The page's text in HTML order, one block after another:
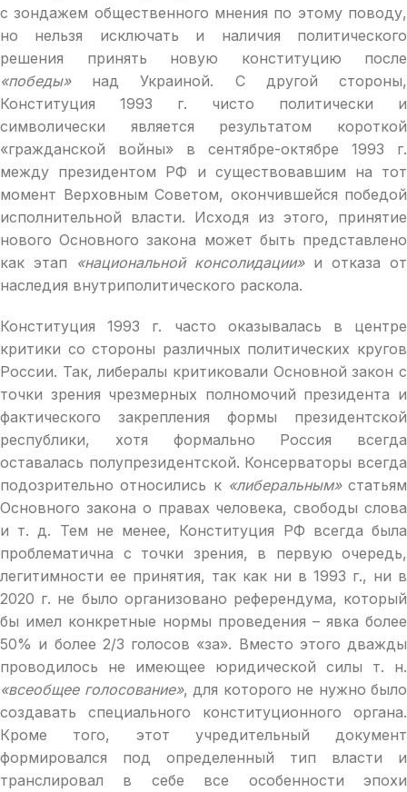
с зондажем общественного мнения по этому поводу,
но нельзя исключать и наличия политического
решения принять новую конституцию после
«победы»над Украиной. С другой стороны,
Конституция 1993 г. чисто политически и
символически является результатом короткой
«гражданской войны» в сентябре-октябре 1993 г.
между президентом РФ и существовавшим на тот
момент Верховным Советом, окончившейся победой
исполнительной власти. Исходя из этого, принятие
нового Основного закона может быть представлено
как этап «национальной консолидации»и отказа от
наследия внутриполитического раскола.
Конституция 1993 г. часто оказывалась в центре
критики со стороны различных политических кругов
России. Так, либералы критиковали Основной закон с
точки зрения чрезмерных полномочий президента и
фактического закрепления формы президентской
республики, хотя формально Россия всегда
оставалась полупрезидентской. Консерваторы всегда
подозрительно относились к «либеральным»статьям
Основного закона о правах человека, свободы слова
и т. д. Тем не менее, Конституция РФ всегда была
проблематична с точки зрения, в первую очередь,
легитимности ее принятия, так как ни в 1993 г., ни в
2020 г. не было организовано референдума, который
бы имел конкретные нормы проведения – явка более
50% и более 2/3 голосов «за». Вместо этого дважды
проводилось не имеющее юридической силы т. н.
«всеобщее голосование», для которого не нужно было
создавать специального конституционного органа.
Кроме того, этот учредительный документ
формировался под определенный тип власти и
транслировал в себе все особенности эпохи